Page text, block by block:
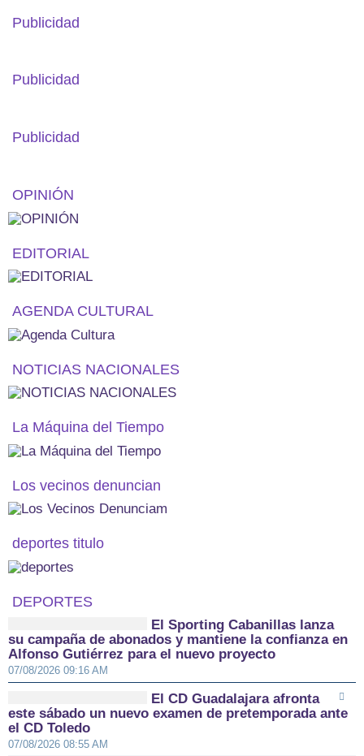
Publicidad
Publicidad
Publicidad
OPINIÓN
EDITORIAL
AGENDA CULTURAL
NOTICIAS NACIONALES
La Máquina del Tiempo
Los vecinos denuncian
deportes titulo
DEPORTES
El Sporting Cabanillas lanza
su campaña de abonados y mantiene la confianza en
Alfonso Gutiérrez para el nuevo proyecto
07/08/2026 09:16 AM
El CD Guadalajara afronta
este sábado un nuevo examen de pretemporada ante
el CD Toledo
07/08/2026 08:55 AM